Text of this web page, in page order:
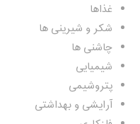
غذاها
شکر و شیرینی ها
چاشنی ها
شیمیایی
پتروشیمی
آرایشی و بهداشتی